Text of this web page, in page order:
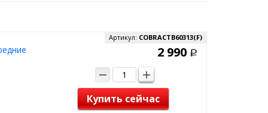
Артикул: COBRACTB60313(F)
2 990 Р
Купить сейчас